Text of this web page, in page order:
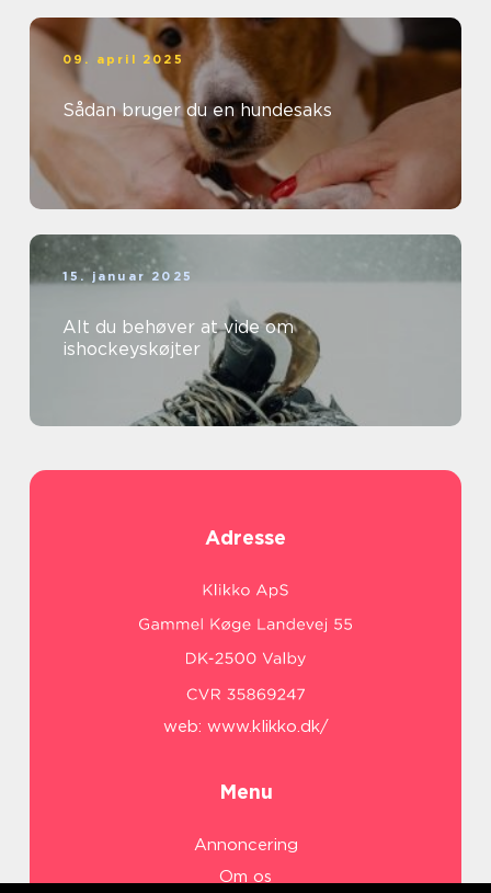
09. april 2025
Sådan bruger du en hundesaks
15. januar 2025
Alt du behøver at vide om
ishockeyskøjter
Adresse
web: www.klikko.dk/
Menu
Annoncering
Om os